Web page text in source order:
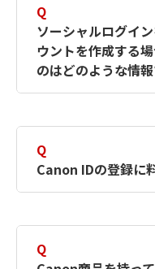
す。詳しい作成
何ですか？
ださい。
Q
ソーシャルログイ
ウントを作成する
のはどのような情
択したサービ
簡単に作成でき
Canon IDの登
Q
Canon IDの登録に
Q